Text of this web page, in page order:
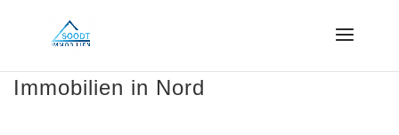
Immobilien in Nord